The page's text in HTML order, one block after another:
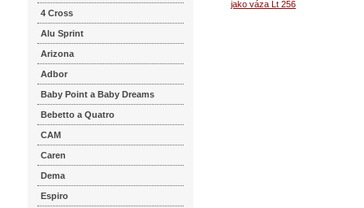
4 Cross
Alu Sprint
Arizona
Adbor
Baby Point a Baby Dreams
Bebetto a Quatro
CAM
Caren
Dema
Espiro